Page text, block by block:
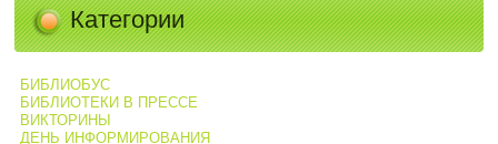
Категории
БИБЛИОБУС
БИБЛИОТЕКИ В ПРЕССЕ
ВИКТОРИНЫ
ДЕНЬ ИНФОРМИРОВАНИЯ